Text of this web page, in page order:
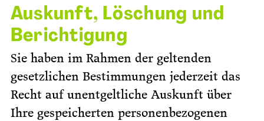
Auskunft, Löschung und
Berichtigung
Sie haben im Rahmen der geltenden
gesetzlichen Bestimmungen jederzeit das
Recht auf unentgeltliche Auskunft über
Ihre gespeicherten personenbezogenen